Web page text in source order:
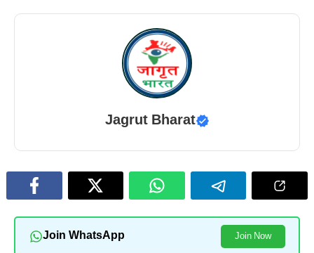
Jagrut Bharat
Join WhatsApp Join Now